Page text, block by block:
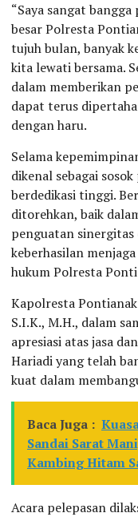
“Saya sangat
besar Polresta
tujuh bulan, banyak
kita lewati bersama.
dalam memberikan
dapat terus
dengan haru.
Selama
dikenal sebagai
berdedikasi tinggi.
ditorehkan, baik
penguatan sinergitas
keberhasilan
hukum Polresta
Kapolresta
S.I.K., M.H., dalam
apresiasi atas jasa
Hariadi yang telah
kuat dalam
Baca Juga :
Sandai Sarat
Kambing Hitam
Acara pelepasan